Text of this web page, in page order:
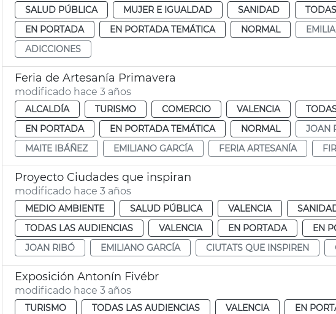
SALUD PÚBLICA MUJER E IGUALDAD SANIDAD
EN PORTADA
EN PORTADA TEMÁTICA NORMAL
ADICCIONES
Feria de Artesanía Primavera
modificado hace 3 años
ALCALDÍA TURISMO COMERCIO VALENCIA
EN PORTADA
EN PORTADA TEMÁTICA NORMAL JOAN
MAITE IBÁÑEZ
EMILIANO GARCÍA FERIA ARTESANÍA
Proyecto Ciudades que inspiran
modificado hace 3 años
MEDIO AMBIENTE SALUD PÚBLICA VALENCIA
TODAS LAS AUDIENCIAS
VALENCIA EN PORTADA EN
JOAN RIBÓ
EMILIANO GARCÍA CIUTATS QUE INSPIREN
Exposición Antonín Fivébr
modificado hace 3 años
TURISMO TODAS LAS AUDIENCIAS VALENCIA EN